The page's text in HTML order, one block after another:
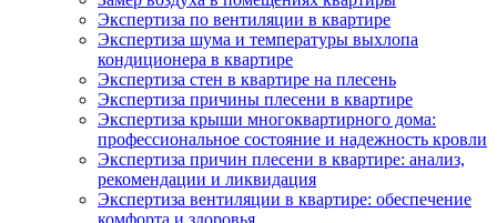
Экспертиза по вентиляции в квартире
Экспертиза шума и температуры выхлопа
кондиционера в квартире
Экспертиза стен в квартире на плесень
Экспертиза причины плесени в квартире
Экспертиза крыши многоквартирного дома:
профессиональное состояние и надежность кровли
Экспертиза причин плесени в квартире: анализ,
рекомендации и ликвидация
Экспертиза вентиляции в квартире: обеспечение
комфорта и здоровья